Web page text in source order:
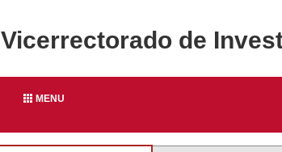
Vicerrectorado de
MENU